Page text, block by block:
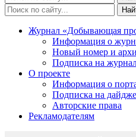
Журнал «Добывающая
Информация о
Новый номер и
Подписка на
О проекте
Информация о
Подписка на
Авторские права
Рекламодателям